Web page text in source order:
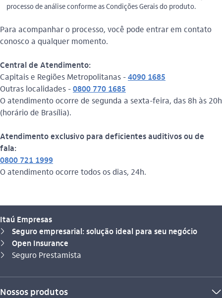
processo de análise conforme as Condições Gerais do produto.
Para acompanhar o processo, você pode entrar em contato
conosco a qualquer momento.
Central de Atendimento:
Capitais e Regiões Metropolitanas -4090 1685
Outras localidades -0800 770 1685
O atendimento ocorre de segunda a sexta-feira, das 8h às 20h
(horário de Brasília).
Atendimento exclusivo para deficientes auditivos ou de
fala:
0800 721 1999
O atendimento ocorre todos os dias, 24h.
Itaú Empresas
seta_direita Seguro empresarial: solução ideal para seu negócio
seta_direita Open Insurance
seta_direita
Você está aqui:
Seguro Prestamista
Nossos produtos seta_baixo